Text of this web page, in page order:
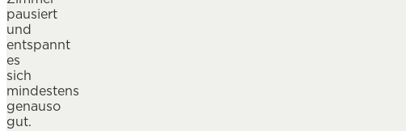
pausiert
und
entspannt
es
sich
mindestens
genauso
gut.